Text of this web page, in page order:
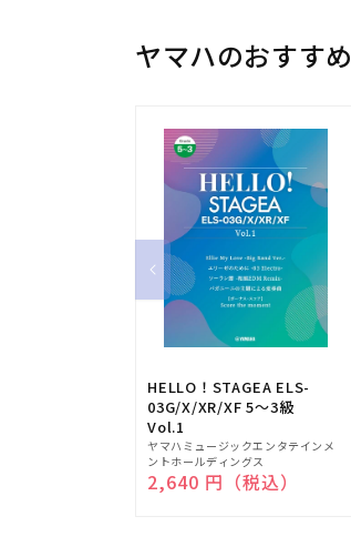
ヤマハのおすすめ
HELLO！STAGEA ELS-
03G/X/XR/XF 5～3級
Vol.1
販
売
元:
ヤマハミュージックエンタテインメ
ントホールディングス
通常価格
2,640 円（税込）